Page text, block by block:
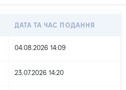
ДАТА ТА ЧАС ПОДАННЯ
04.08.2026 14:09
23.07.2026 14:20